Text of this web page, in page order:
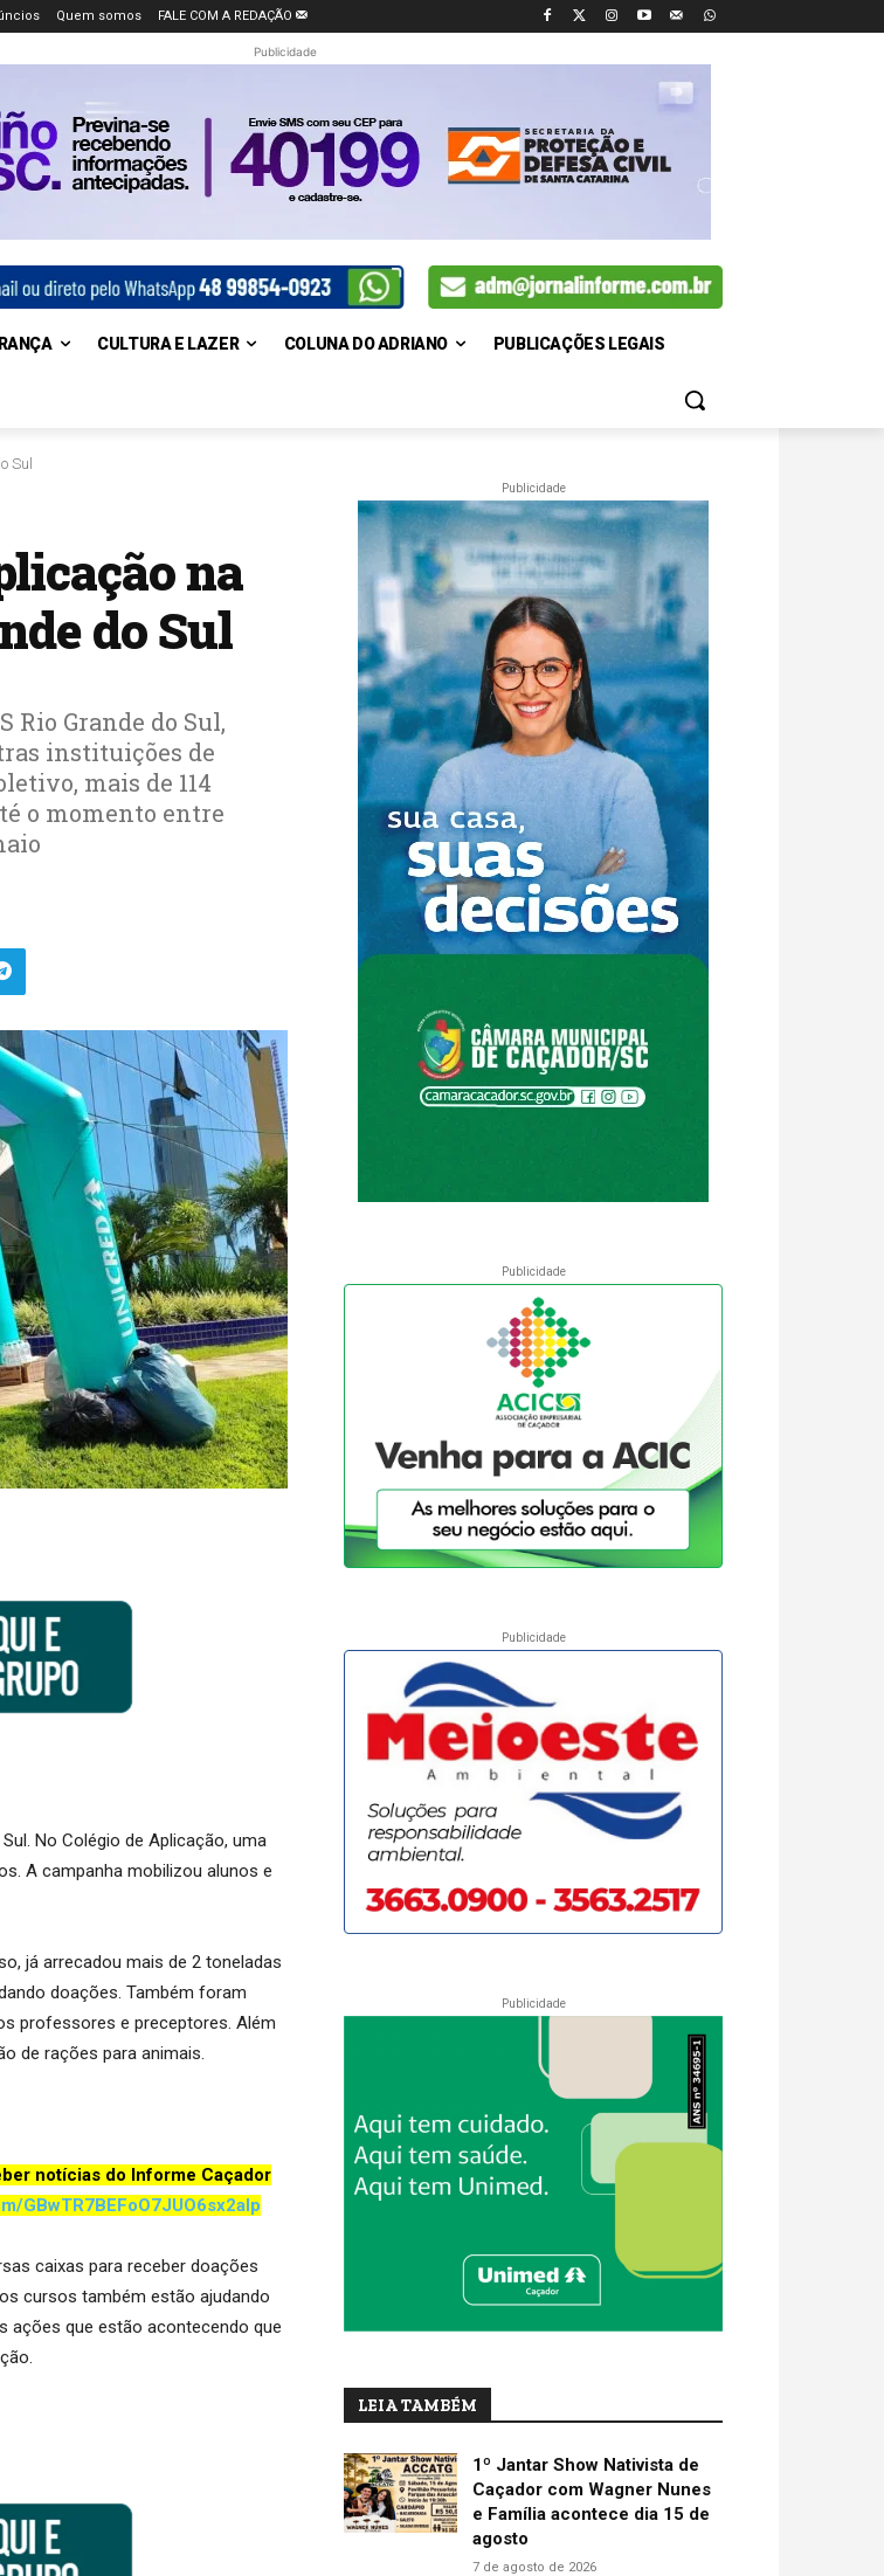
Quem somos FALE COM A REDAÇÃO
Publicidade
CULTURA E LAZER COLUNA DO ADRIANO PUBLICAÇÕES LEGAIS
Sul
na
do Sul
Rio Grande do Sul,
instituições de
mais de 114
o momento entre
No Colégio de Aplicação, uma
A campanha mobilizou alunos e
já arrecadou mais de 2 toneladas
doações. Também foram
professores e preceptores. Além
de rações para animais.
notícias do Informe Caçador
GBwTR7BEFoO7JUO6sx2aIp
caixas para receber doações
cursos também estão ajudando
ações que estão acontecendo que
Publicidade
Publicidade
Publicidade
Publicidade
LEIA TAMBÉM
1º Jantar Show Nativista de
Caçador com Wagner Nunes
e Família acontece dia 15 de
agosto
7 de agosto de 2026